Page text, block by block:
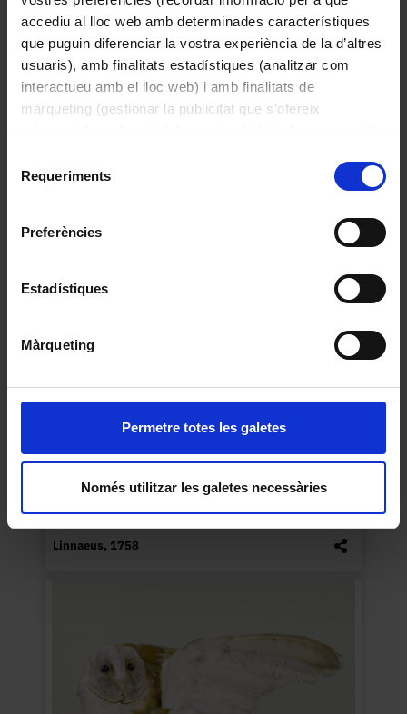
accediu al lloc web amb determinades característiques
que puguin diferenciar la vostra experiència de la d’altres
usuaris), amb finalitats estadístiques (analitzar com
interactueu amb el lloc web) i amb finalitats de
màrqueting (gestionar la publicitat que s’ofereix
adequant-la en funció dels vostres hàbits de navegació).
consultar laPolítica de galetes del lloc web de la
Requeriments
Preferències
Estadístiques
Màrqueting
Permetre totes les galetes
Només utilitzar les galetes necessàries
Linnaeus, 1758
Linnaeus, 1758